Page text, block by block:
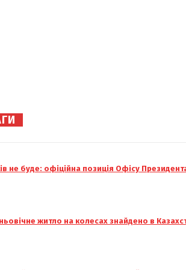
не буде: офіційна позиція Офісу
житло на колесах знайдено в